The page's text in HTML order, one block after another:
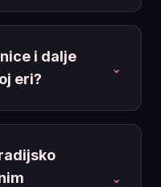
i dalje
eri?
⌄
⌄